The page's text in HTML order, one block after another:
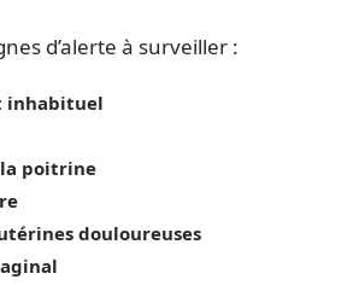
d’alerte à surveiller :
inhabituel
poitrine
douloureuses